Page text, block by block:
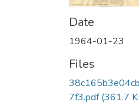
Date
1964-01-23
Files
7f3.pdf(361.7